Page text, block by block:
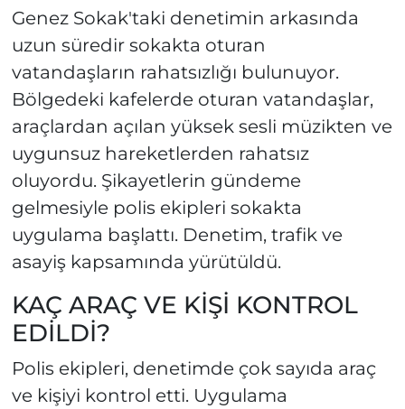
Genez Sokak'taki denetimin arkasında
uzun süredir sokakta oturan
vatandaşların rahatsızlığı bulunuyor.
Bölgedeki kafelerde oturan vatandaşlar,
araçlardan açılan yüksek sesli müzikten ve
uygunsuz hareketlerden rahatsız
oluyordu. Şikayetlerin gündeme
gelmesiyle polis ekipleri sokakta
uygulama başlattı. Denetim, trafik ve
asayiş kapsamında yürütüldü.
KAÇ ARAÇ VE KİŞİ KONTROL
EDİLDİ?
Polis ekipleri, denetimde çok sayıda araç
ve kişiyi kontrol etti. Uygulama